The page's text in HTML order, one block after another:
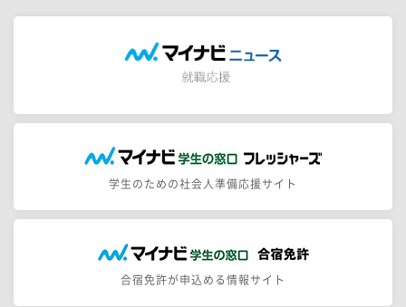
学生のための社会人準備応援サイト
合宿免許が申込める情報サイト